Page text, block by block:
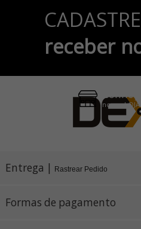
no Cartão
Pix
nossa LOJA
receber
Entrega | Rastrear Pedido
Formas de pagamento